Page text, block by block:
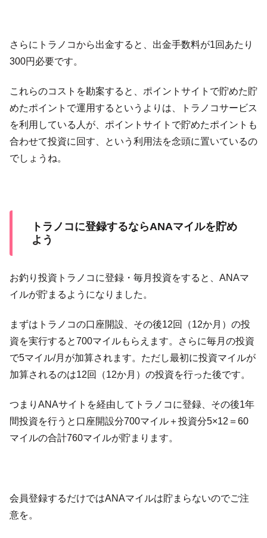
さらにトラノコから出金すると、出金手数料が1回あたり
300円必要です。
これらのコストを勘案すると、ポイントサイトで貯めた貯
めたポイントで運用するというよりは、トラノコサービス
を利用している人が、ポイントサイトで貯めたポイントも
合わせて投資に回す、という利用法を念頭に置いているの
でしょうね。
トラノコに登録するならANAマイルを貯め
よう
お釣り投資トラノコに登録・毎月投資をすると、ANAマ
イルが貯まるようになりました。
まずはトラノコの口座開設、その後12回（12か月）の投
資を実行すると700マイルもらえます。さらに毎月の投資
で5マイル/月が加算されます。ただし最初に投資マイルが
加算されるのは12回（12か月）の投資を行った後です。
つまりANAサイトを経由してトラノコに登録、その後1年
間投資を行うと口座開設分700マイル＋投資分5×12＝60
マイルの合計760マイルが貯まります。
会員登録するだけではANAマイルは貯まらないのでご注
意を。